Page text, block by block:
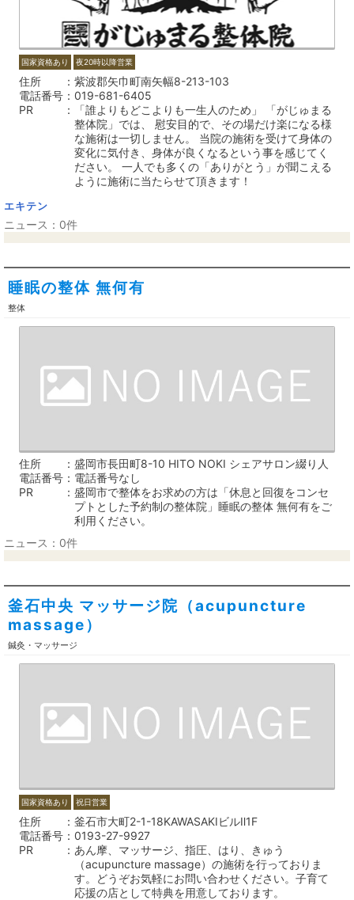
国家資格あり 夜20時以降営業
住所
紫波郡矢巾町南矢幅8-213-103
電話番号
019-681-6405
PR
「誰よりもどこよりも一生人のため」 「がじゅまる
整体院」では、 慰安目的で、その場だけ楽になる様
な施術は一切しません。 当院の施術を受けて身体の
変化に気付き、身体が良くなるという事を感じてく
ださい。 一人でも多くの「ありがとう」が聞こえる
ように施術に当たらせて頂きます！
エキテン
ニュース：0件
睡眠の整体 無何有
整体
住所
盛岡市長田町8-10 HITO NOKI シェアサロン綴り人
電話番号
電話番号なし
PR
盛岡市で整体をお求めの方は「休息と回復をコンセ
プトとした予約制の整体院」睡眠の整体 無何有をご
利用ください。
ニュース：0件
釜石中央 マッサージ院（acupuncture
massage）
鍼灸・マッサージ
国家資格あり 祝日営業
住所
釜石市大町2-1-18KAWASAKIビルⅡ1F
電話番号
0193-27-9927
PR
あん摩、マッサージ、指圧、はり、きゅう
（acupuncture massage）の施術を行っておりま
す。どうぞお気軽にお問い合わせください。子育て
応援の店として特典を用意しております。